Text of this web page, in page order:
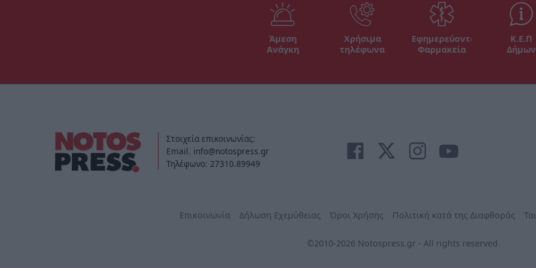
Άμεση
Ανάγκη
Χρήσιμα
τηλέφωνα
Εφημερεύοντα
Φαρμακεία
Κ.Ε.Π
Δήμων
Στοιχεία επικοινωνίας:
Email. info@notospress.gr
Τηλέφωνο: 27310.89949
Επικοινωνία Δήλωση Εχεμύθειας Όροι Χρήσης Πολιτική κατά της Διαφθοράς
©2010-2026 Notospress.gr - All rights reserved